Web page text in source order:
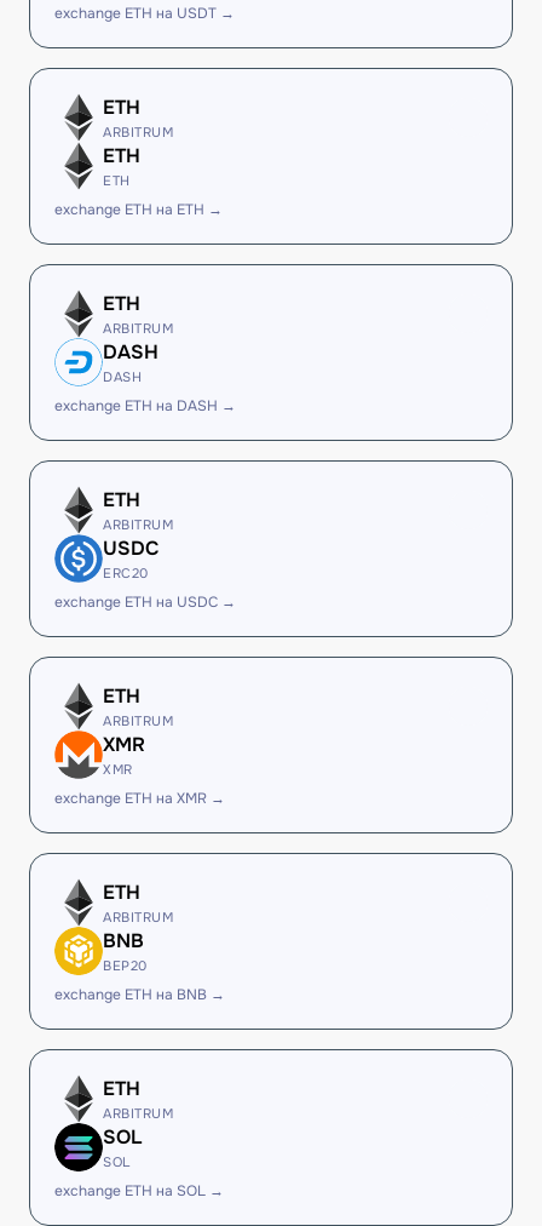
exchange ETH на USDT →
ETH
ARBITRUM
ETH
ETH
exchange ETH на ETH →
ETH
ARBITRUM
DASH
DASH
exchange ETH на DASH →
ETH
ARBITRUM
USDC
ERC20
exchange ETH на USDC →
ETH
ARBITRUM
XMR
XMR
exchange ETH на XMR →
ETH
ARBITRUM
BNB
BEP20
exchange ETH на BNB →
ETH
ARBITRUM
SOL
SOL
exchange ETH на SOL →